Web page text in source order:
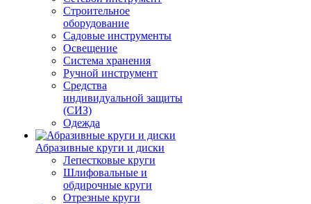
Строительное
оборудование
Садовые инструменты
Освещение
Система хранения
Ручной инструмент
Средства
индивидуальной защиты
(СИЗ)
Одежда
Абразивные круги и диски
Лепестковые круги
Шлифовальные и
обдирочные круги
Отрезные круги